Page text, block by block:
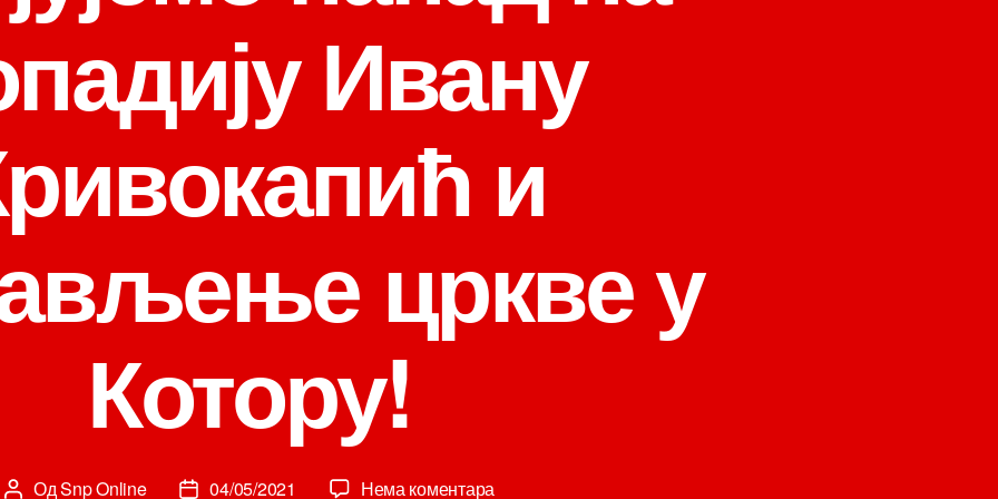
Ивану
и
цркве у
Котору!
Аутор
ОдSnp Online
Датум
04/05/2021 Нема коментара